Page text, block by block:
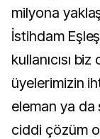
milyona
İstihdam
kullanıcısı biz
üyelerimizin
eleman ya
ciddi çözüm